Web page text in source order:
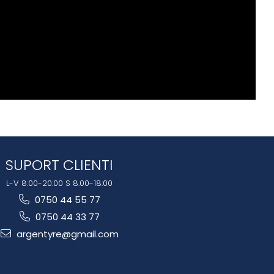
SUPORT CLIENTI
L-V 8:00-20:00 S 8:00-18:00
0750 44 55 77
0750 44 33 77
argentyre@gmail.com